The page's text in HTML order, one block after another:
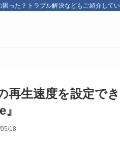
った？トラブル解決などもご紹介して
再生速度を設定で
18